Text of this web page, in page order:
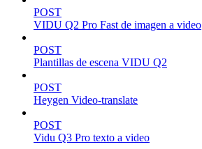
POST
VIDU Q2 Pro Fast de imagen a video
POST
Plantillas de escena VIDU Q2
POST
Heygen Video-translate
POST
Vidu Q3 Pro texto a video